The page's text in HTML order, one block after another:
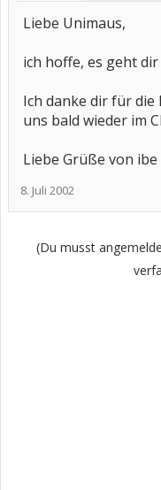
Liebe Unimaus,
ich hoffe, es geht
Ich danke dir für die
uns bald wieder im
Liebe Grüße von ibe
8. Juli 2002
(Du musst